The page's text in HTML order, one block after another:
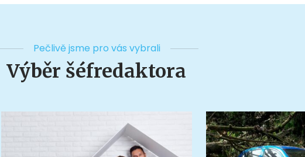
Pečlivě jsme pro vás vybrali
Výběr šéfredaktora